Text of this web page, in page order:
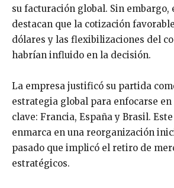
su facturación global. Sin embargo,
destacan que la cotización
dólares y las flexibilizaciones del
habrían influido en la decisión.
La empresa justificó su partida
estrategia global para enfocarse en
clave: Francia, España y Brasil.
enmarca en una reorganización
pasado que implicó el retiro de
estratégicos.